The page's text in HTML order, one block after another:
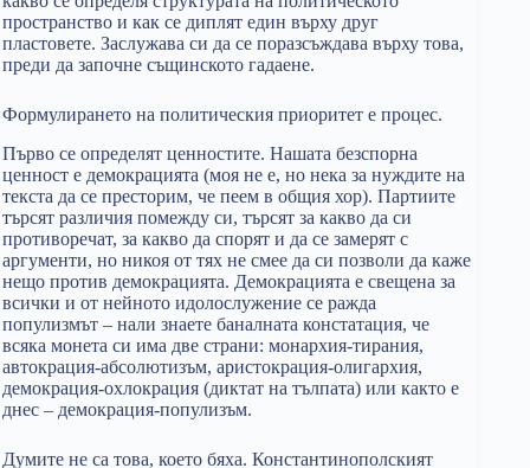
пространство и как се диплят един върху друг
пластовете. Заслужава си да се поразсъждава върху това,
преди да започне същинското гадаене.
Формулирането на политическия приоритет е процес.
Първо се определят ценностите. Нашата безспорна
ценност е демокрацията (моя не е, но нека за нуждите на
текста да се престорим, че пеем в общия хор). Партиите
търсят различия помежду си, търсят за какво да си
противоречат, за какво да спорят и да се замерят с
аргументи, но никоя от тях не смее да си позволи да каже
нещо против демокрацията. Демокрацията е свещена за
всички и от нейното идолослужение се ражда
популизмът – нали знаете баналната констатация, че
всяка монета си има две страни: монархия-тирания,
автокрация-абсолютизъм, аристокрация-олигархия,
демокрация-охлокрация (диктат на тълпата) или както е
днес – демокрация-популизъм.
Думите не са това, което бяха. Константинополският